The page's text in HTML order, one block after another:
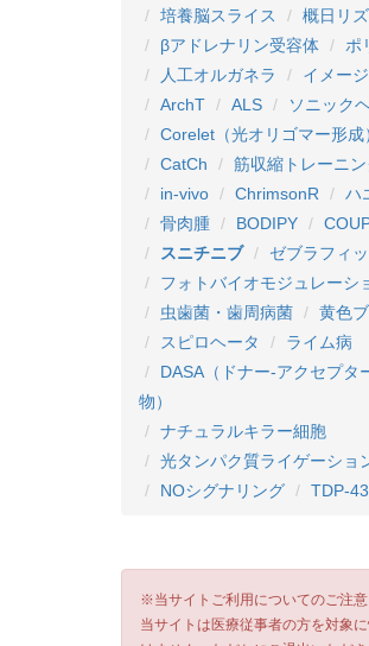
培養脳スライス
概日リ
βアドレナリン受容体
ポ
人工オルガネラ
イメー
ArchT
ALS
ソニック
Corelet（光オリゴマー形成
CatCh
筋収縮トレーニ
in-vivo
ChrimsonR ハ
骨肉腫
BODIPY
スニチニブ
ゼブラフィ
フォトバイオモジュレーシ
虫歯菌・歯周病菌
黄色
スピロヘータ
ライム病
DASA（ドナー-アクセプタ
物）
ナチュラルキラー細胞
光タンパク質ライゲーショ
NOシグナリング
TDP-43
※当サイトご利用についてのご注意
当サイトは医療従事者の方を対象